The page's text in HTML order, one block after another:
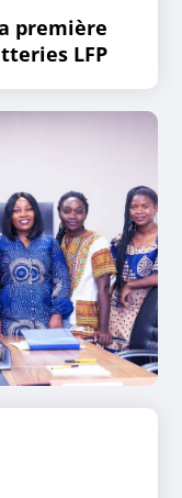
première
LFP